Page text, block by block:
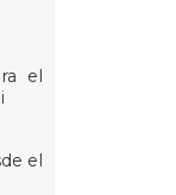
el
el